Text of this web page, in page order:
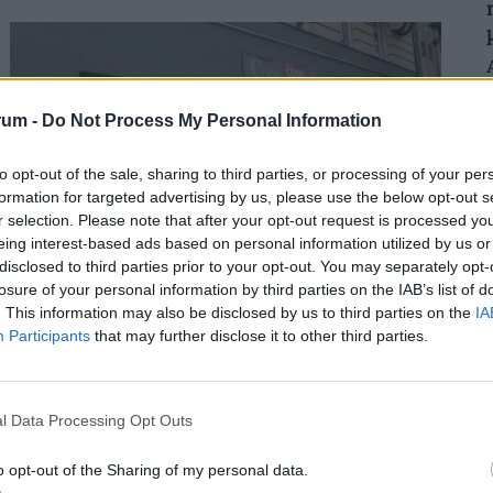
- Do Not Process My Personal Information
opt-out of the sale, sharing to third parties, or processing of your
for targeted advertising by us, please use the below opt-out
selection. Please note that after your opt-out request is processed
interest-based ads based on personal information utilized by us
to third parties prior to your opt-out. You may separately
of your personal information by third parties on the IAB’s list of
This information may also be disclosed by us to third parties on the
Participants that may further disclose it to other third parties.
Data Processing Opt Outs
opt-out of the Sharing of my personal data.
Rendkívüli döntés: az energiaválság
miatt új nyitvatartási idő jöhet a Coop
élelmiszerboltokban
A Coop is csatlakozik azokhoz, akik a hőség és a
megnövekedett villamosenergia-igény miatt